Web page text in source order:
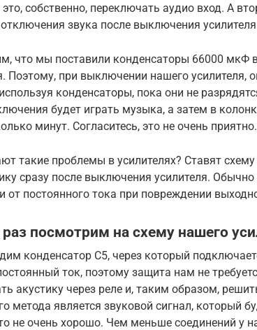
собственно, переключать аудио вход. А
звука после выключения
что мы поставили конденсаторы 66000 мкФ
Поэтому, при выключении нашего усилителя,
конденсаторы, пока они не
будет играть музыка, а затем в
минут. Согласитесь, это не очень приятно.
такие проблемы в усилителях? Ставят схему
сразу после выключения усилителя. Обычно
от постоянного тока при повреждении
посмотрим на схему нашего
конденсатор С5, через который
ток, поэтому защита нам не
акустику через реле и, таким образом,
метода является звуковой сигнал, который
не очень хорошо. Чем меньше соединений у